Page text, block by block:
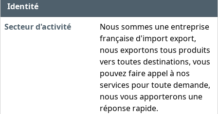
Identité
Secteur d'activité
Nous sommes une entreprise
française d'import export,
nous exportons tous produits
vers toutes destinations, vous
pouvez faire appel à nos
services pour toute demande,
nous vous apporterons une
réponse rapide.